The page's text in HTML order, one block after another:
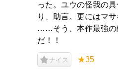
った。ユウの怪我の
り、助言。更にはマ
……そう、本作最強の
だ！！
ナイス ★35